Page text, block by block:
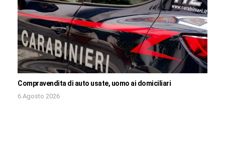
Compravendita di auto usate, uomo ai domiciliari
6 Agosto 2026